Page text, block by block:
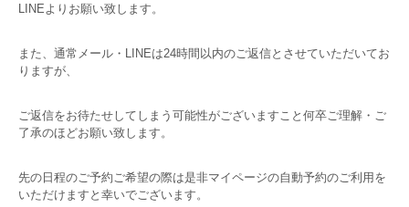
LINEよりお願い致します。
また、通常メール・LINEは24時間以内のご返信とさせていただいてお
りますが、
ご返信をお待たせしてしまう可能性がございますこと何卒ご理解・ご
了承のほどお願い致します。
先の日程のご予約ご希望の際は是非マイページの自動予約のご利用を
いただけますと幸いでございます。